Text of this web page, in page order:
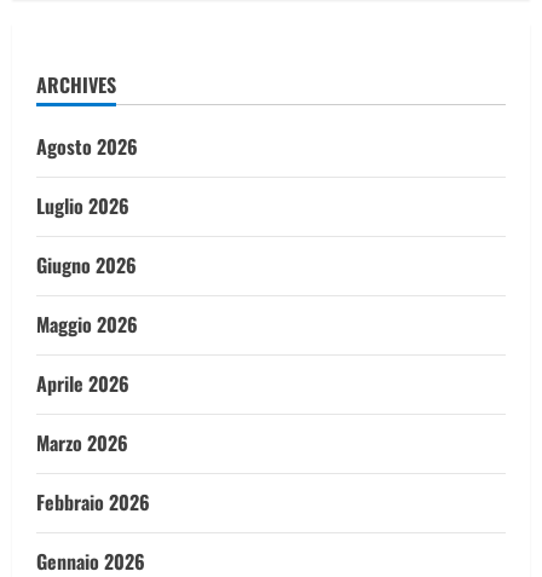
ARCHIVES
Agosto 2026
Luglio 2026
Giugno 2026
Maggio 2026
Aprile 2026
Marzo 2026
Febbraio 2026
Gennaio 2026